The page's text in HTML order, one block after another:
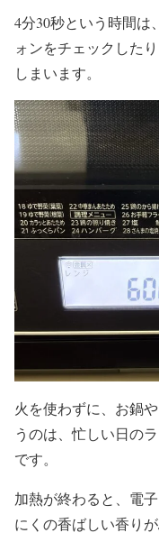
4分30秒という時間は
ォンをチェックした
しまいます。
火を使わずに、お鍋
うのは、忙しい日の
です。
加熱が終わると、電
にくの香ばしい香り